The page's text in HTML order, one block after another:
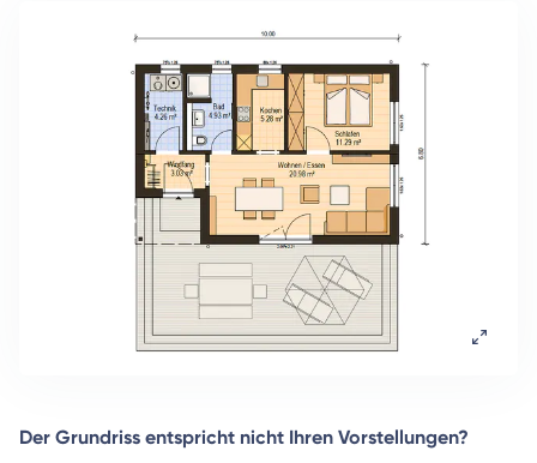
Der Grundriss entspricht nicht Ihren Vorstellungen?